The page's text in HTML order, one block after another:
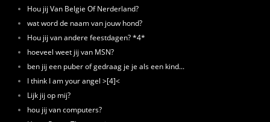
Hou jij Van Belgie Of Nerderland?
wat word de naam van jouw hond?
Hou jij van andere feestdagen? *4*
hoeveel weet jij van MSN?
ben jij een puber of gedraag je je als een kind...
I think I am your angel >[4]<
Lijk jij op mij?
hou jij van computers?